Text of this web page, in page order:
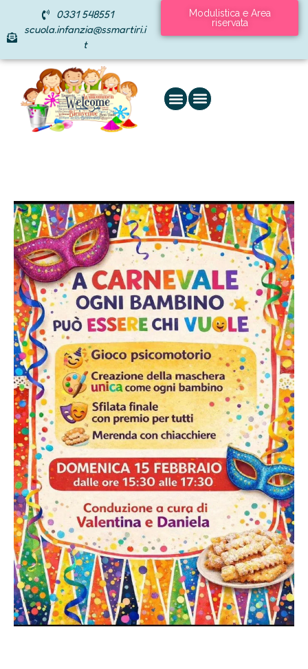
0331 548551
scuola.infanzia@ssmartiri.i
t
Modulistica e Area
riservata